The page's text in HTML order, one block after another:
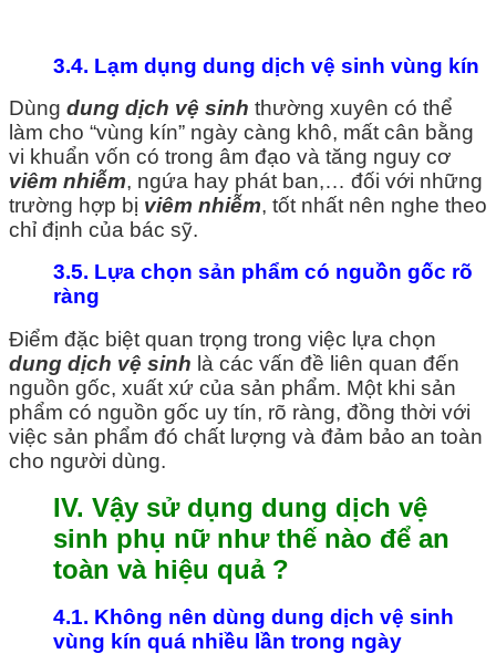
3.4. Lạm dụng dung dịch vệ sinh vùng kín
Dùng dung dịch vệ sinh thường xuyên có thể
làm cho “vùng kín” ngày càng khô, mất cân bằng
vi khuẩn vốn có trong âm đạo và tăng nguy cơ
viêm nhiễm, ngứa hay phát ban,… đối với những
trường hợp bị viêm nhiễm, tốt nhất nên nghe theo
chỉ định của bác sỹ.
3.5. Lựa chọn sản phẩm có nguồn gốc rõ
ràng
Điểm đặc biệt quan trọng trong việc lựa chọn
dung dịch vệ sinh là các vấn đề liên quan đến
nguồn gốc, xuất xứ của sản phẩm. Một khi sản
phẩm có nguồn gốc uy tín, rõ ràng, đồng thời với
việc sản phẩm đó chất lượng và đảm bảo an toàn
cho người dùng.
IV. Vậy sử dụng dung dịch vệ
sinh phụ nữ như thế nào để an
toàn và hiệu quả ?
4.1. Không nên dùng dung dịch vệ sinh
vùng kín quá nhiều lần trong ngày